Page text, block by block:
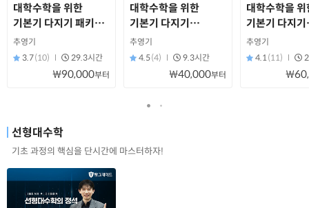
대학수학을 위한
기본기 다지기 패키지
[기초+기본]
추영기
3.7(10) 29.3시간
₩90,000부터
대학수학을 위한
기본기 다지기
[기초수학 편]
추영기
4.5(4) 9.3시간
₩40,000부터
대학수학을 위
기본기 다지기
[기본수학 편]
추영기
4.1 (11)
선형대수학
기초 과정의 핵심을 단시간에 마스터하자!